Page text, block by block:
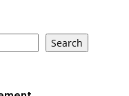
Search